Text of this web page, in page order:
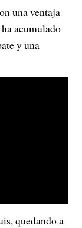
una ventaja
acumulado
y una
quedando a